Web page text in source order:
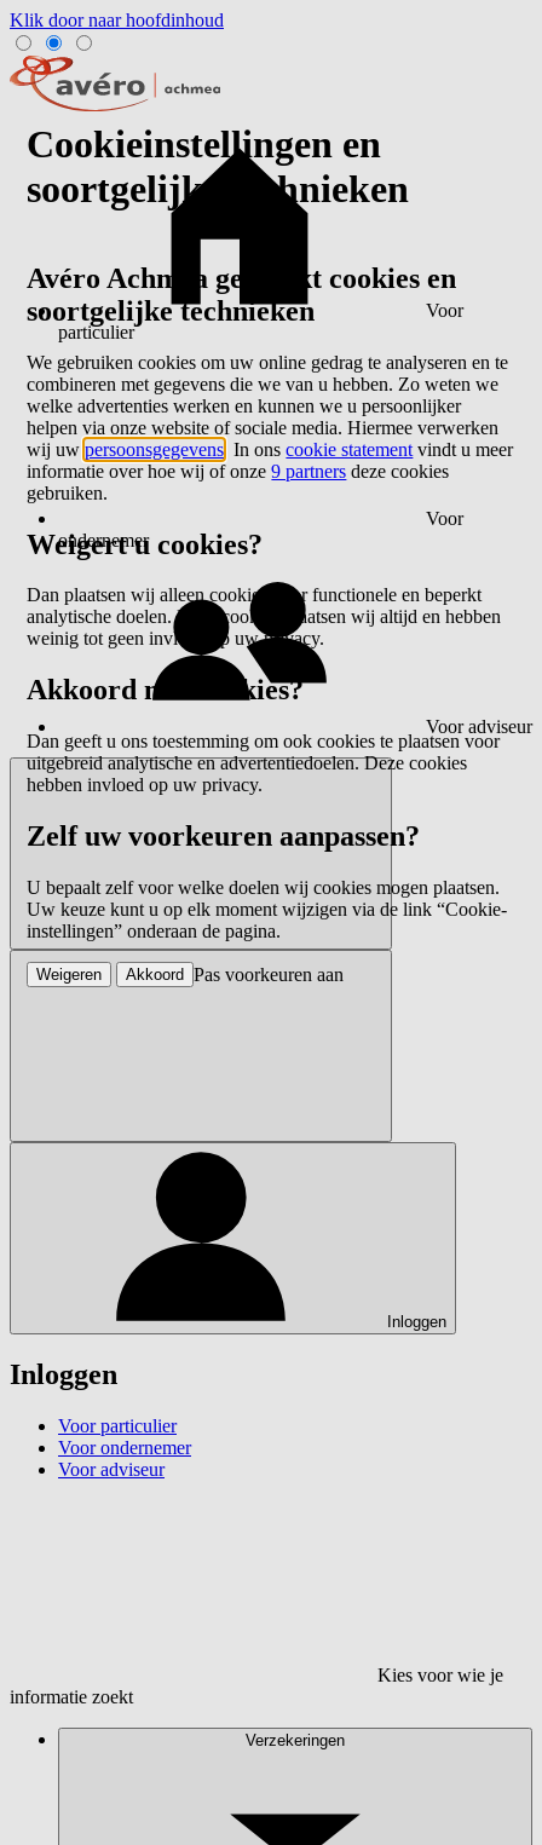
Klik door naar hoofdinhoud
Voor
particulier
Voor
ondernemer
Voor adviseur
Inloggen
Inloggen
Voor particulier
Voor ondernemer
Voor adviseur
Kies voor wie je
informatie zoekt
Verzekeringen
Cookieinstellingen en
soortgelijke technieken
Avéro Achmea gebruikt cookies en
soortgelijke technieken
We gebruiken cookies om uw online gedrag te analyseren en te
combineren met gegevens die we van u hebben. Zo weten we
welke advertenties werken en kunnen we u persoonlijker
helpen via onze website of sociale media. Hiermee verwerken
wij uwpersoonsgegevens . In onscookie statement vindt u meer
informatie over hoe wij of onze9 partners deze cookies
gebruiken.
Weigert u cookies?
Dan plaatsen wij alleen cookies voor functionele en beperkt
analytische doelen. Deze cookies plaatsen wij altijd en hebben
weinig tot geen invloed op uw privacy.
Akkoord met cookies?
Dan geeft u ons toestemming om ook cookies te plaatsen voor
uitgebreid analytische en advertentiedoelen. Deze cookies
hebben invloed op uw privacy.
Zelf uw voorkeuren aanpassen?
U bepaalt zelf voor welke doelen wij cookies mogen plaatsen.
Uw keuze kunt u op elk moment wijzigen via de link “Cookie-
instellingen” onderaan de pagina.
Pas voorkeuren aan
Weigeren Akkoord